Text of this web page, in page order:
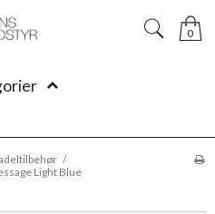
0
/
Light Blue